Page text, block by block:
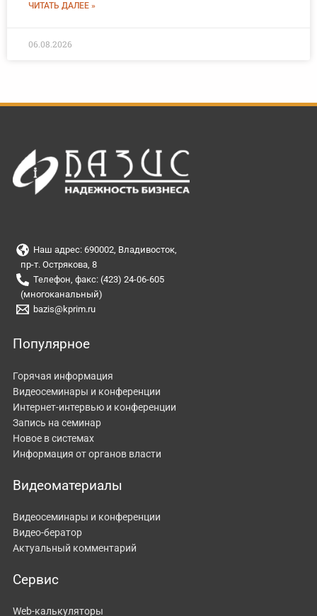
ЧИТАТЬ ДАЛЕЕ »
06.08.2026
Наш адрес: 690002, Владивосток,
пр-т. Острякова, 8
Телефон, факс: (423) 24-06-605
(многоканальный)
bazis@kprim.ru
Популярное
Горячая информация
Видеосеминары и конференции
Интернет-интервью и конференции
Запись на семинар
Новое в системах
Информация от органов власти
Видеоматериалы
Видеосеминары и конференции
Видео-бератор
Актуальный комментарий
Сервис
Web-калькуляторы